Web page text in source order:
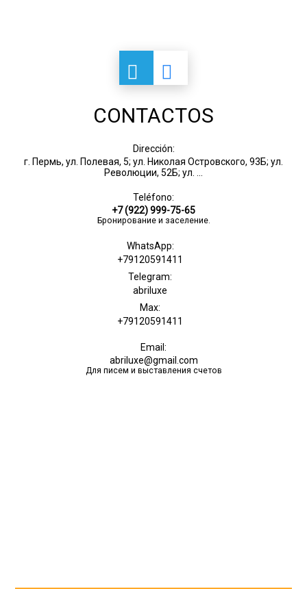
CONTACTOS
Dirección:
г. Пермь, ул. Полевая, 5; ул. Николая Островского, 93Б; ул.
Революции, 52Б; ул. ...
Teléfono:
+7 (922) 999-75-65
Бронирование и заселение.
WhatsApp:
+79120591411
Telegram:
abriluxe
Max:
+79120591411
Email:
abriluxe@gmail.com
Для писем и выставления счетов